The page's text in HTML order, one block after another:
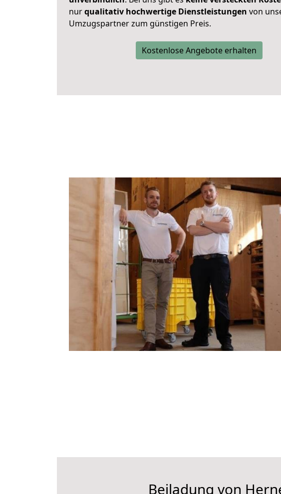
nurqualitativ hochwertige Dienstleistungen von
Umzugspartner zum günstigen Preis.
Kostenlose Angebote erhalten
Beiladung von